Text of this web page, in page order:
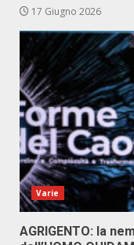
17 Giugno 2026
Varie
AGRIGENTO: la